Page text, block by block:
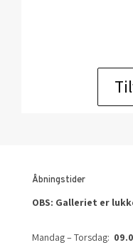
Åbningstider
OBS: Galleriet er
Mandag – Torsdag: